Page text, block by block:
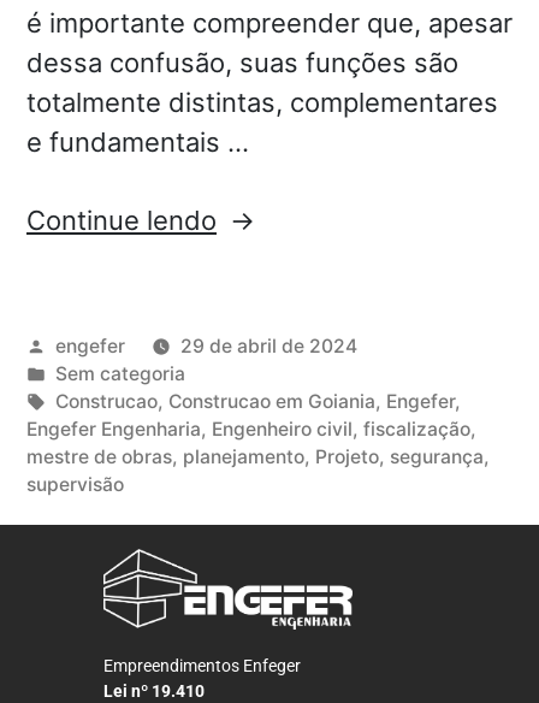
é importante compreender que, apesar
dessa confusão, suas funções são
totalmente distintas, complementares
e fundamentais …
Continue lendo
engefer
29 de abril de 2024
Sem categoria
Construcao, Construcao em Goiania, Engefer,
Engefer Engenharia, Engenheiro civil, fiscalização,
mestre de obras, planejamento, Projeto, segurança,
supervisão
Empreendimentos Enfeger
Lei nº 19.410